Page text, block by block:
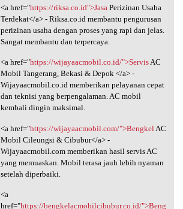
<a href="https://riksa.co.id">Jasa Perizinan Usaha
Terdekat</a> - Riksa.co.id membantu pengurusan
perizinan usaha dengan proses yang rapi dan jelas.
Sangat membantu dan terpercaya.
<a href="https://wijayaacmobil.co.id/">ServisAC
Mobil Tangerang, Bekasi & Depok </a> -
Wijayaacmobil.co.id memberikan pelayanan cepat
dan teknisi yang berpengalaman. AC mobil
kembali dingin maksimal.
<a href="https://wijayaacmobil.com/">Bengkel AC
Mobil Cileungsi & Cibubur</a> -
Wijayaacmobil.com memberikan hasil servis AC
yang memuaskan. Mobil terasa jauh lebih nyaman
setelah diperbaiki.
<a
href="https://bengkelacmobilcibubur.co.id/">Beng